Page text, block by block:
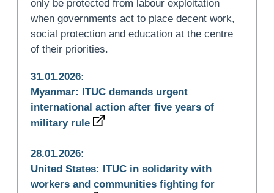
only be protected from labour exploitation
when governments act to place decent work,
social protection and education at the centre
of their priorities.
31.01.2026:
Myanmar: ITUC demands urgent
international action after five years of
military rule
28.01.2026:
United States: ITUC in solidarity with
workers and communities fighting for